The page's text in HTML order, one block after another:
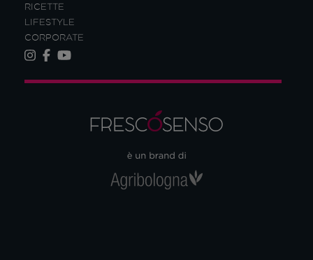
RICETTE
LIFESTYLE
CORPORATE